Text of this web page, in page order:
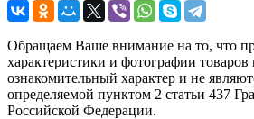
Обращаем Ваше внимание на то, что
характеристики и фотографии
ознакомительный характер и не
определяемой пунктом 2 статьи 437
Российской Федерации.